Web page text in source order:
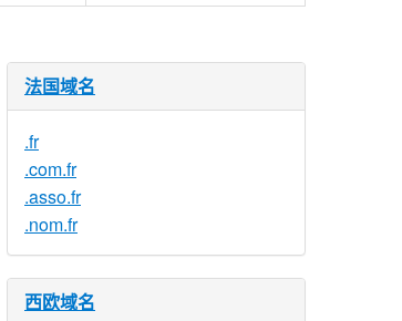
法国域名
.fr
.com.fr
.asso.fr
.nom.fr
西欧域名